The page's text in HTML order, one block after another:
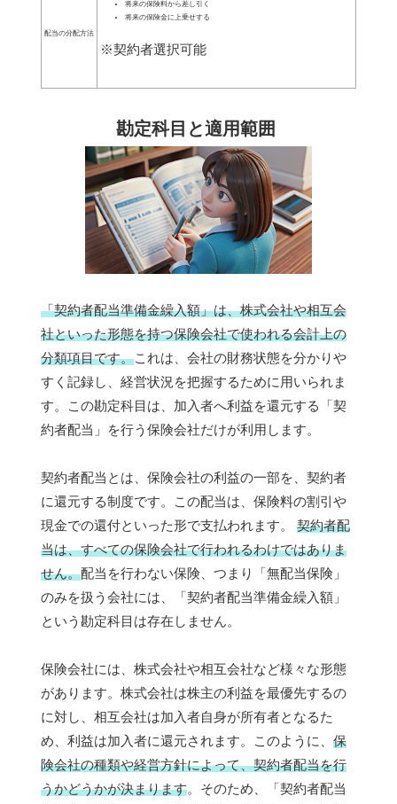
配当の分配方法
将来の保険料から差し引く
将来の保険金に上乗せする
※契約者選択可能
勘定科目と適用範囲
「契約者配当準備金繰入額」は、株式会社や相互会
社といった形態を持つ保険会社で使われる会計上の
分類項目です。これは、会社の財務状態を分かりや
すく記録し、経営状況を把握するために用いられま
す。この勘定科目は、加入者へ利益を還元する「契
約者配当」を行う保険会社だけが利用します。
契約者配当とは、保険会社の利益の一部を、契約者
に還元する制度です。この配当は、保険料の割引や
現金での還付といった形で支払われます。 契約者配
当は、すべての保険会社で行われるわけではありま
せん。配当を行わない保険、つまり「無配当保険」
のみを扱う会社には、「契約者配当準備金繰入額」
という勘定科目は存在しません。
保険会社には、株式会社や相互会社など様々な形態
があります。株式会社は株主の利益を最優先するの
に対し、相互会社は加入者自身が所有者となるた
め、利益は加入者に還元されます。このように、 保
険会社の種類や経営方針によって、契約者配当を行
うかどうかが決まります。そのため、「契約者配当